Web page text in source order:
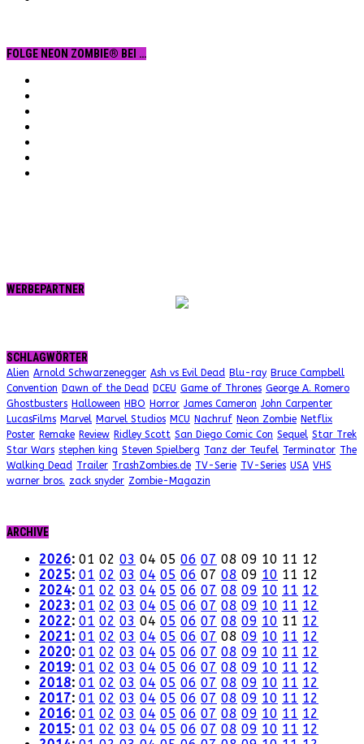
FOLGE NEON ZOMBIE® BEI …
WERBEPARTNER
SCHLAGWÖRTER
Alien Arnold Schwarzenegger Ash vs Evil Dead Blu-ray Bruce Campbell
Convention Dawn of the Dead DCEU Game of Thrones George A. Romero
Ghostbusters Halloween HBO Horror James Cameron John Carpenter
LucasFilms Marvel Marvel Studios MCU Nachruf Neon Zombie Netflix
Poster Remake Review Ridley Scott San Diego Comic Con Sequel Star Trek
Star Wars stephen king Steven Spielberg Tanz der Teufel Terminator The
Walking Dead Trailer TrashZombies.de TV-Serie TV-Series USA VHS
warner bros. zack snyder Zombie-Magazin
ARCHIVE
2026: 01 02 03 04 05 06 07 08 09 10 11 12
2025: 01 02 03 04 05 06 07 08 09 10 11 12
2024: 01 02 03 04 05 06 07 08 09 10 11 12
2023: 01 02 03 04 05 06 07 08 09 10 11 12
2022: 01 02 03 04 05 06 07 08 09 10 11 12
2021: 01 02 03 04 05 06 07 08 09 10 11 12
2020: 01 02 03 04 05 06 07 08 09 10 11 12
2019: 01 02 03 04 05 06 07 08 09 10 11 12
2018: 01 02 03 04 05 06 07 08 09 10 11 12
2017: 01 02 03 04 05 06 07 08 09 10 11 12
2016: 01 02 03 04 05 06 07 08 09 10 11 12
2015: 01 02 03 04 05 06 07 08 09 10 11 12